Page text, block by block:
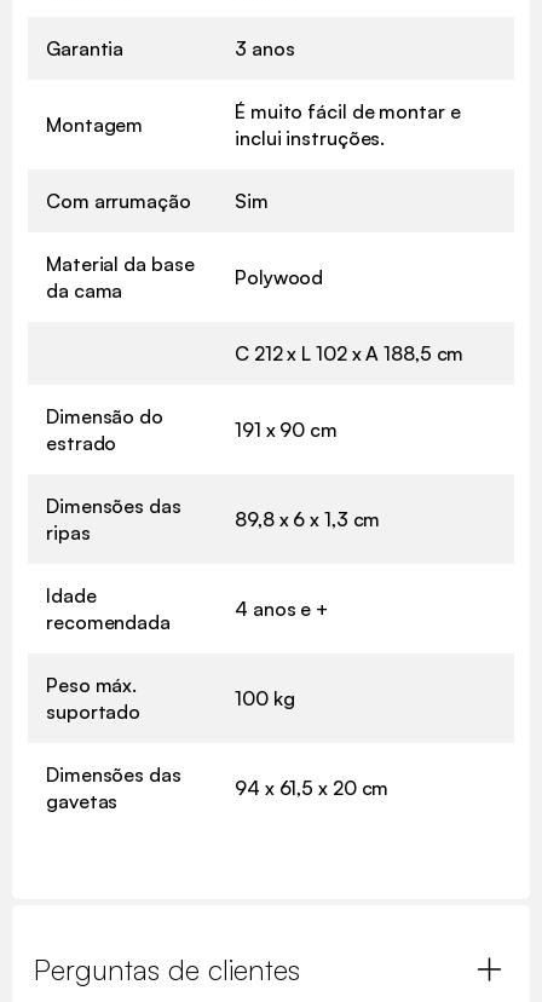
Garantia 3 anos
Montagem
É muito fácil de montar e
inclui instruções.
Com arrumação Sim
Material da base
da cama
Polywood
C 212 x L 102 x A 188,5 cm
Dimensão do
estrado
191 x 90 cm
Dimensões das
ripas
89,8 x 6 x 1,3 cm
Idade
recomendada
4 anos e +
Peso máx.
suportado
100 kg
Dimensões das
gavetas
94 x 61,5 x 20 cm
Perguntas de clientes